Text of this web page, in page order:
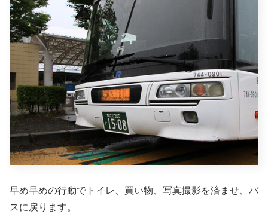
早め早めの行動でトイレ、買い物、写真撮影を済ませ、バ
スに戻ります。